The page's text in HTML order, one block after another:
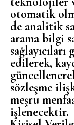
otomatik
de analitik
arama bilgi
edilerek,
sözleşme
meşru
işlenecektir.